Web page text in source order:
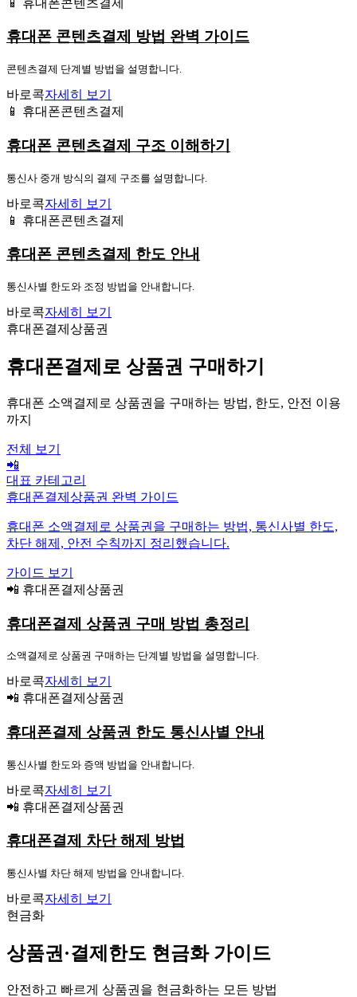
휴대폰 콘텐츠결제 방법 완벽 가이드
콘텐츠결제 단계별 방법을 설명합니다.
바로콕자세히 보기
📱 휴대폰콘텐츠결제
휴대폰 콘텐츠결제 구조 이해하기
통신사 중개 방식의 결제 구조를 설명합니다.
바로콕자세히 보기
📱 휴대폰콘텐츠결제
휴대폰 콘텐츠결제 한도 안내
통신사별 한도와 조정 방법을 안내합니다.
바로콕자세히 보기
휴대폰결제상품권
휴대폰결제로 상품권 구매하기
휴대폰 소액결제로 상품권을 구매하는 방법, 한도, 안전 이용
까지
전체 보기
📲
대표 카테고리
휴대폰결제상품권 완벽 가이드
휴대폰 소액결제로 상품권을 구매하는 방법, 통신사별 한도,
차단 해제, 안전 수칙까지 정리했습니다.
가이드 보기
📲 휴대폰결제상품권
휴대폰결제 상품권 구매 방법 총정리
소액결제로 상품권 구매하는 단계별 방법을 설명합니다.
바로콕자세히 보기
📲 휴대폰결제상품권
휴대폰결제 상품권 한도 통신사별 안내
통신사별 한도와 증액 방법을 안내합니다.
바로콕자세히 보기
📲 휴대폰결제상품권
휴대폰결제 차단 해제 방법
통신사별 차단 해제 방법을 안내합니다.
바로콕자세히 보기
현금화
상품권·결제한도 현금화 가이드
안전하고 빠르게 상품권을 현금화하는 모든 방법